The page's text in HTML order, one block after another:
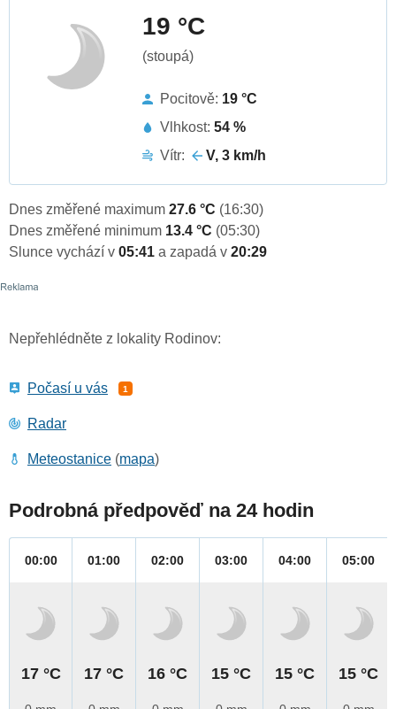
19 °C
(stoupá)
Pocitově: 19 °C
Vlhkost: 54 %
Vítr:
V, 3 km/h
Dnes změřené maximum 27.6 °C (16:30)
Dnes změřené minimum 13.4 °C (05:30)
Slunce vychází v 05:41 a zapadá v 20:29
Nepřehlédněte z lokality Rodinov:
Počasí u vás 1
Radar
Meteostanice (mapa)
Podrobná předpověď na 24 hodin
00:00
17 °C
01:00
17 °C
02:00
16 °C
03:00
15 °C
04:00
15 °C
05:00
15 °C